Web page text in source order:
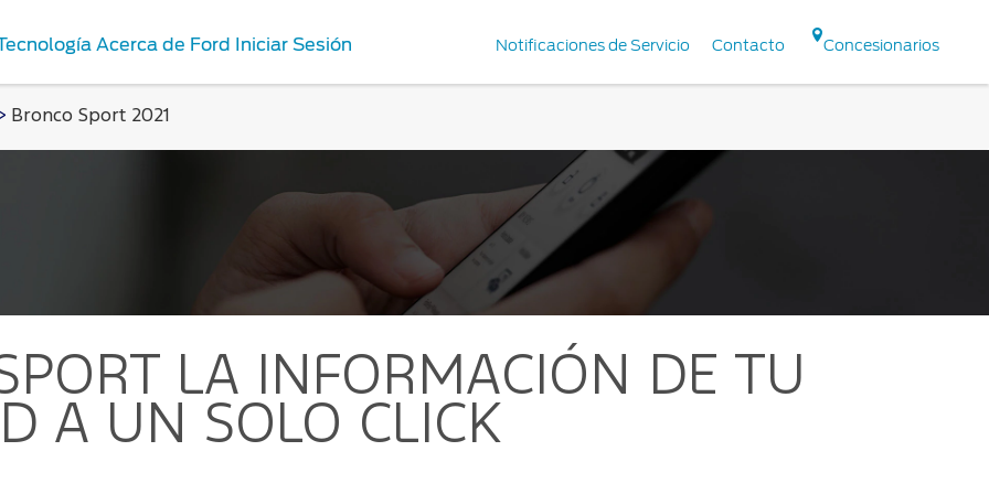
de Servicio
Repuestos y
Notificaciones de Servicio Contacto Concesionarios
Acerca de Ford Iniciar Sesión
> Bronco Sport 2021
LA INFORMACIÓN DE TU
A UN SOLO CLICK